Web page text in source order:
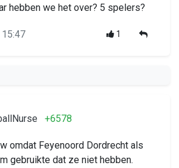
hebben we het over? 5 spelers?
1
+6578
omdat Feyenoord Dordrecht als
gebruikte dat ze niet hebben.